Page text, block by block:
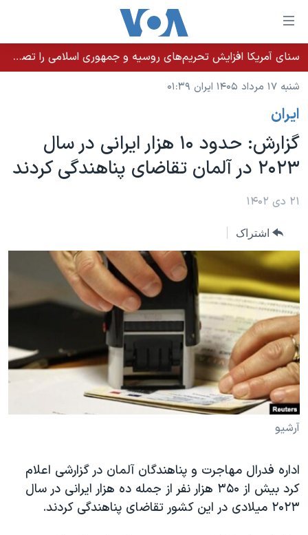
لینکهای
قابل
دسترسی
جهش
محتوای
اصلی
جهش
صفحه
جهش
به
جستجو
خانه
نسخه سبک وب‌سایت
موضوع ها
ایران
آمریکا
جهان
ویژه برنامه‌ها
ویدیوها
فرهنگ و زندگی
حقوق شهروندی
اقتصادی
علم و فناوری
آرشیو پخش زنده
برنامه های تلویزیونی
جدول برنامه ها
صفحه‌های ویژه
۲۵۰سالگی آمریکا
بایگانی برنامه‌های تلویزیونی
مستندها
انتخابات ریاست جمهوری آمریکا ۲۰۲۴
حمله جمهوری اسلامی به اسرائیل
رمز مهسا
مجموعه مستندهای دادخواهی
تریبونال مردمی آبان ۹۸
فرکانس‌های صدای آمریکا
پخش رادیویی
یادگیری زبان انگلیسی
دنبال کنید
زبانهای مختلف
سنای آمریکا افزایش تحریم‌های روسیه و جمهوری اسلامی را تصویب کرد؛ زلنسکی از این اقدام تشکر کرد
شنبه ۱۷ مرداد ۱۴۰۵ ایران ۰۱:۳۹
ايران
گزارش: حدود ۱۰ هزار ایرانی در سال
۲۰۲۳ در آلمان تقاضای پناهندگی کردند
۲۱ دی ۱۴۰۲
اشتراک
آرشیو
اداره فدرال مهاجرت و پناهندگان آلمان در گزارشی اعلام
کرد بیش از ۳۵۰ هزار نفر از جمله ده هزار ایرانی در سال
۲۰۲۳ میلادی در این کشور تقاضای پناهندگی کردند.